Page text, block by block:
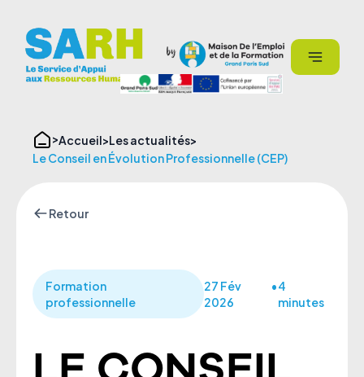
contenu
Accueil Les actualités
Le Conseil en Évolution Professionnelle (CEP)
Retour
Formation
professionnelle
27 Fév
2026
•4
minutes